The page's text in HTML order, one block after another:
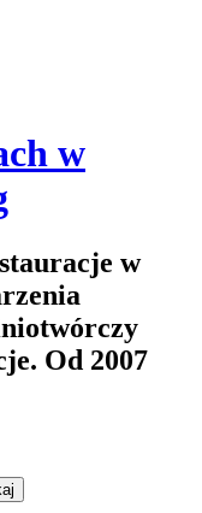
w
w
Od 2007